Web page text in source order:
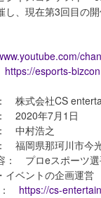
し、現在第3回目の
https://esports-
株式会社CS
2020年7月1日
中村浩之
福岡県那珂川市今
： プロeスポーツ選
イベントの企画運営
https://cs-